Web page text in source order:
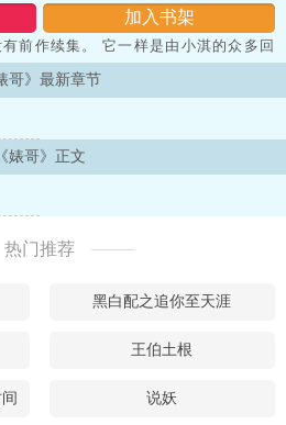
加入书架
前作续集。 它一样是由小淇的众多回
小淇》第一到四季都没有关係……...
哥》最新章节
《婊哥》正文
热门推荐
黑白配之追你至天涯
王伯土根
说妖